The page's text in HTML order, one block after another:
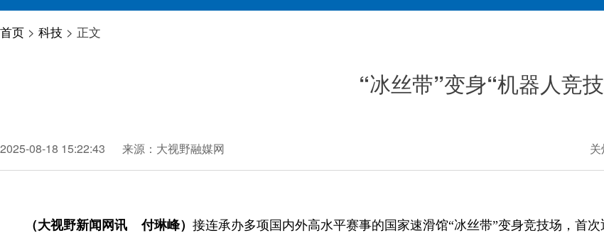
首页 > 科技 > 正文
“冰丝带”变身“机器人竞
2025-08-18 15:22:43 来源：大视野融媒网
（大视野新闻网讯 付琳峰） 接连承办多项国内外高水平赛事的国家速滑馆“冰丝带”变身竞技场，首次